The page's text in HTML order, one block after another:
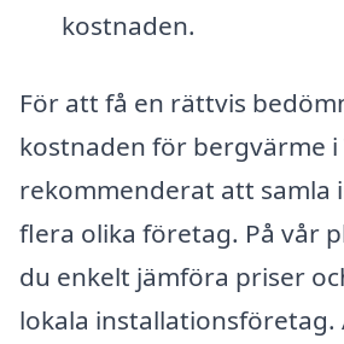
kostnaden.
För att få en rättvis
kostnaden för bergvärme
rekommenderat att samla
flera olika företag. På vår
du enkelt jämföra priser
lokala installationsföretag.